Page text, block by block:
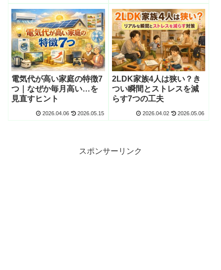
電気代が高い家庭の特徴7
つ｜なぜか毎月高い…を
見直すヒント
2026.04.06 2026.05.15
2LDK家族4人は狭い？き
つい瞬間とストレスを減
らす7つの工夫
2026.04.02 2026.05.06
スポンサーリンク